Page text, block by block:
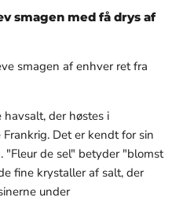
smagen med få drys af
smagen af enhver ret fra
havsalt, der høstes i
Det er kendt for sin
"Fleur de sel" betyder "blomst
fine krystaller af salt, der
under